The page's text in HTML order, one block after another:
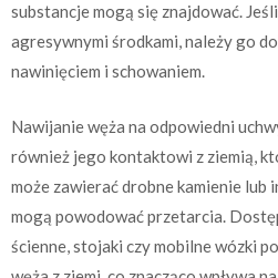
substancje mogą się znajdować.
agresywnymi środkami, należy go
nawinięciem i schowaniem.
Nawijanie węża na odpowiedni
również jego kontaktowi z ziemią,
może zawierać drobne kamienie
mogą powodować przetarcia.
ścienne, stojaki czy mobilne wózki